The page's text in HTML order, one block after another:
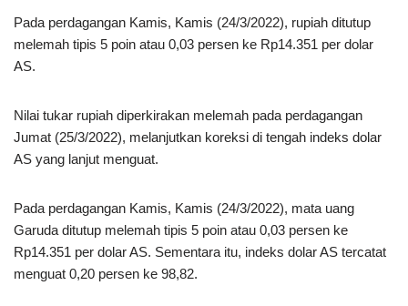
Pada perdagangan Kamis, Kamis (24/3/2022), rupiah ditutup
melemah tipis 5 poin atau 0,03 persen ke Rp14.351 per dolar
AS.
Nilai tukar rupiah diperkirakan melemah pada perdagangan
Jumat (25/3/2022), melanjutkan koreksi di tengah indeks dolar
AS yang lanjut menguat.
Pada perdagangan Kamis, Kamis (24/3/2022), mata uang
Garuda ditutup melemah tipis 5 poin atau 0,03 persen ke
Rp14.351 per dolar AS. Sementara itu, indeks dolar AS tercatat
menguat 0,20 persen ke 98,82.